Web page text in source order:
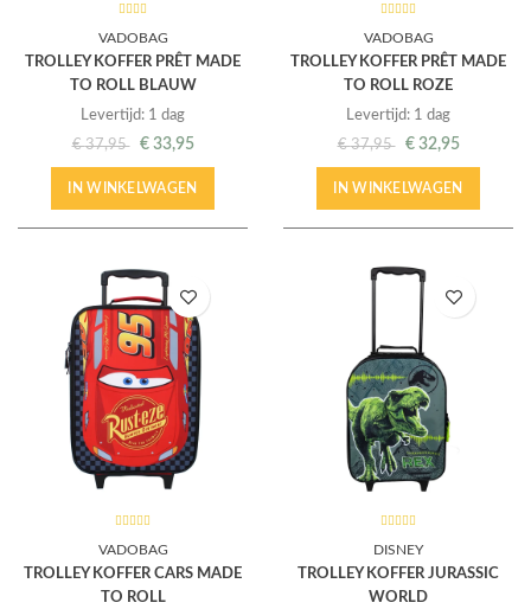
VADOBAG
TROLLEY KOFFER PRÊT MADE
TO ROLL BLAUW
Levertijd: 1 dag
€37,95 € 33,95
IN WINKELWAGEN
VADOBAG
TROLLEY KOFFER PRÊT MADE
TO ROLL ROZE
Levertijd: 1 dag
€37,95 € 32,95
IN WINKELWAGEN
VADOBAG
TROLLEY KOFFER CARS MADE
TO ROLL
DISNEY
TROLLEY KOFFER JURASSIC
WORLD